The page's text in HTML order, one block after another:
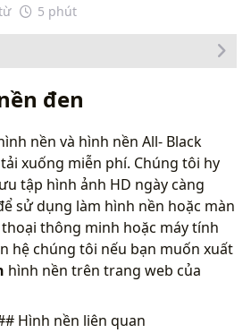
5 phút
đen
nền và hình nền All- Black
xuống miễn phí. Chúng tôi hy
tập hình ảnh HD ngày càng
sử dụng làm hình nền hoặc màn
thông minh hoặc máy tính
hệ chúng tôi nếu bạn muốn xuất
hình nền trên trang web của
Hình nền liên quan